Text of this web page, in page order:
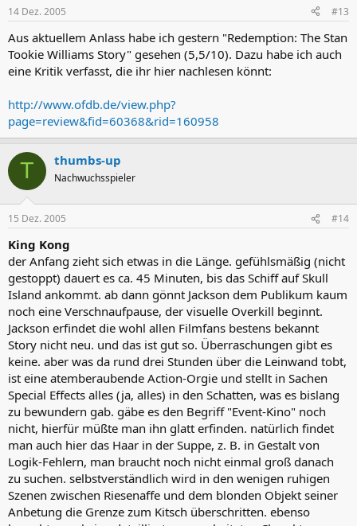
14 Dez. 2005 #13
Aus aktuellem Anlass habe ich gestern "Redemption: The Stan
Tookie Williams Story" gesehen (5,5/10). Dazu habe ich auch
eine Kritik verfasst, die ihr hier nachlesen könnt:
http://www.ofdb.de/view.php?
page=review&fid=60368&rid=160958
T thumbs-up
Nachwuchsspieler
15 Dez. 2005 #14
King Kong
der Anfang zieht sich etwas in die Länge. gefühlsmäßig (nicht
gestoppt) dauert es ca. 45 Minuten, bis das Schiff auf Skull
Island ankommt. ab dann gönnt Jackson dem Publikum kaum
noch eine Verschnaufpause, der visuelle Overkill beginnt.
Jackson erfindet die wohl allen Filmfans bestens bekannt
Story nicht neu. und das ist gut so. Überraschungen gibt es
keine. aber was da rund drei Stunden über die Leinwand tobt,
ist eine atemberaubende Action-Orgie und stellt in Sachen
Special Effects alles (ja, alles) in den Schatten, was es bislang
zu bewundern gab. gäbe es den Begriff "Event-Kino" noch
nicht, hierfür müßte man ihn glatt erfinden. natürlich findet
man auch hier das Haar in der Suppe, z. B. in Gestalt von
Logik-Fehlern, man braucht noch nicht einmal groß danach
zu suchen. selbstverständlich wird in den wenigen ruhigen
Szenen zwischen Riesenaffe und dem blonden Objekt seiner
Anbetung die Grenze zum Kitsch überschritten. ebenso